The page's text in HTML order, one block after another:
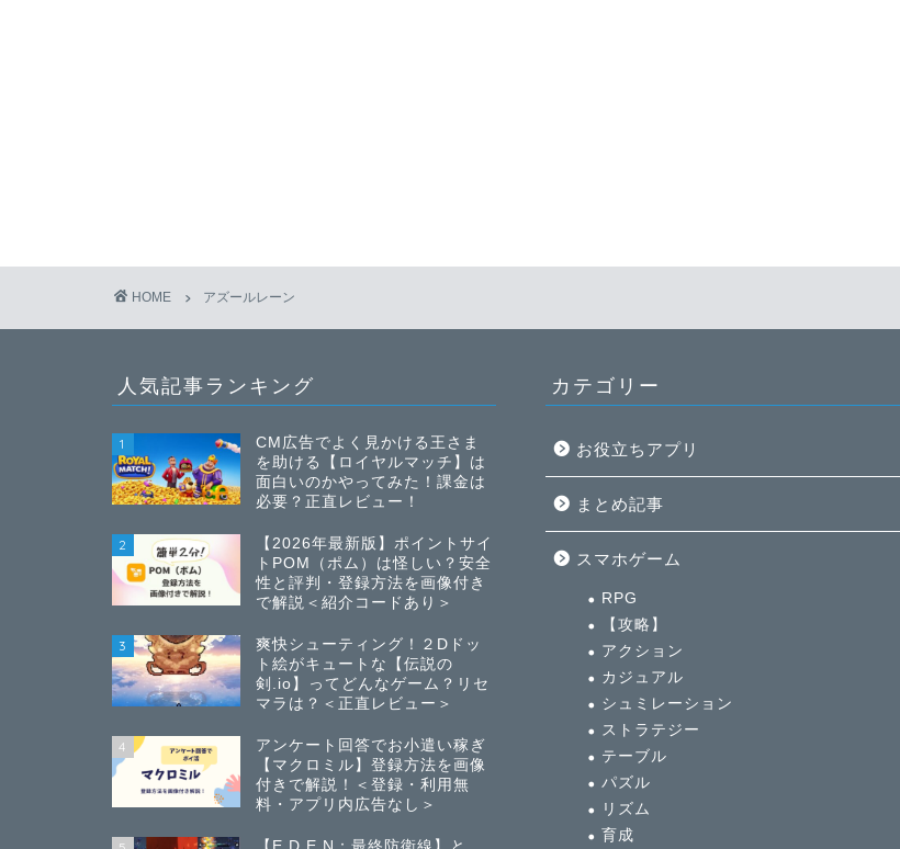
HOME アズールレーン
人気記事ランキング
1
CM広告でよく見かける王さま
を助ける【ロイヤルマッチ】は
面白いのかやってみた！課金は
必要？正直レビュー！
2
【2026年最新版】ポイントサイ
トPOM（ポム）は怪しい？安全
性と評判・登録方法を画像付き
で解説＜紹介コードあり＞
3
爽快シューティング！２Dドッ
ト絵がキュートな【伝説の
剣.io】ってどんなゲーム？リセ
マラは？＜正直レビュー＞
4
アンケート回答でお小遣い稼ぎ
【マクロミル】登録方法を画像
付きで解説！＜登録・利用無
料・アプリ内広告なし＞
カテゴリー
お役立ちアプリ
まとめ記事
スマホゲーム
RPG
【攻略】
アクション
カジュアル
シュミレーション
ストラテジー
テーブル
パズル
リズム
育成